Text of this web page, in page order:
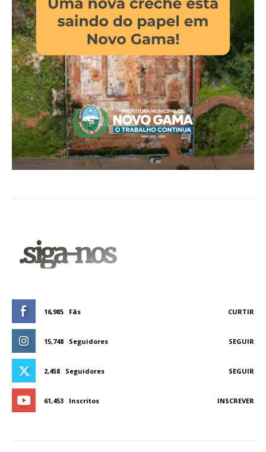
.siga-nos
16,985 Fãs CURTIR
15,748 Seguidores SEGUIR
2,458 Seguidores SEGUIR
61,453 Inscritos INSCREVER